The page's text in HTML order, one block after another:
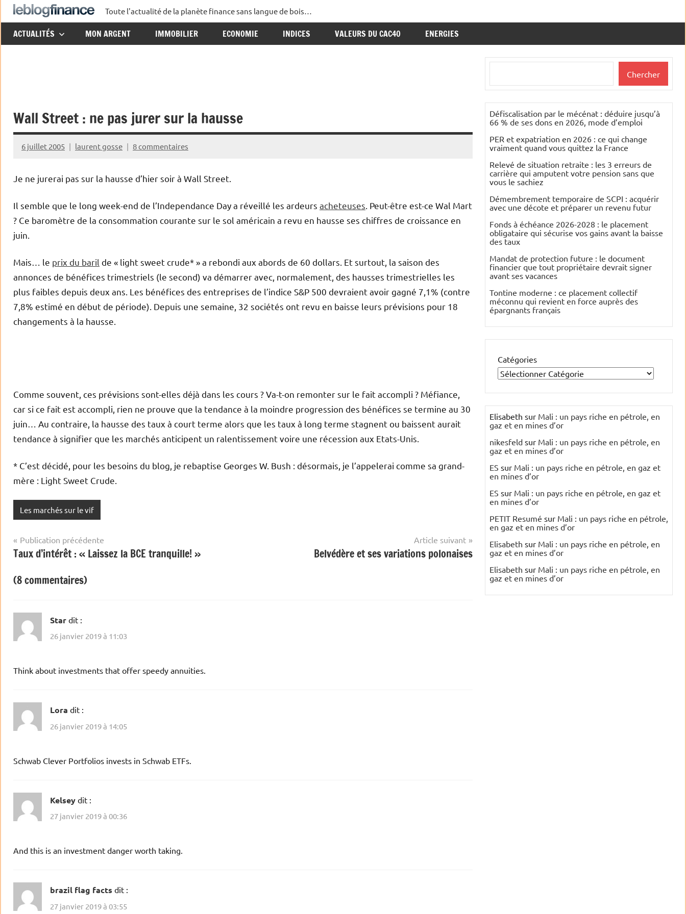
Aller
au
contenu
Le
Blog
Toute l'actualité de la planète finance sans langue de bois…
ACTUALITÉS MON ARGENT IMMOBILIER ECONOMIE INDICES VALEURS DU CAC40 ENERGIES
Wall Street : ne pas jurer sur la hausse
6 juillet 2005 laurent gosse 8 commentaires
Je ne jurerai pas sur la hausse d’hier soir à Wall Street.
Il semble que le long week-end de l’Independance Day a réveillé les ardeurs acheteuses . Peut-être est-ce Wal Mart
? Ce baromètre de la consommation courante sur le sol américain a revu en hausse ses chiffres de croissance en
juin.
Mais… le prix du baril de « light sweet crude* » a rebondi aux abords de 60 dollars. Et surtout, la saison des
annonces de bénéfices trimestriels (le second) va démarrer avec, normalement, des hausses trimestrielles les
plus faibles depuis deux ans. Les bénéfices des entreprises de l’indice S&P 500 devraient avoir gagné 7,1% (contre
7,8% estimé en début de période). Depuis une semaine, 32 sociétés ont revu en baisse leurs prévisions pour 18
changements à la hausse.
Comme souvent, ces prévisions sont-elles déjà dans les cours ? Va-t-on remonter sur le fait accompli ? Méfiance,
car si ce fait est accompli, rien ne prouve que la tendance à la moindre progression des bénéfices se termine au 30
juin… Au contraire, la hausse des taux à court terme alors que les taux à long terme stagnent ou baissent aurait
tendance à signifier que les marchés anticipent un ralentissement voire une récession aux Etats-Unis.
* C’est décidé, pour les besoins du blog, je rebaptise Georges W. Bush : désormais, je l’appelerai comme sa grand-
mère : Light Sweet Crude.
Les marchés sur le vif
Navigation
de
l’article
Publication précédente
Taux d’intérêt : « Laissez la BCE tranquille! »
Article suivant
Belvédère et ses variations polonaises
(8 commentaires)
Star dit :
26 janvier 2019 à 11:03
Think about investments that offer speedy annuities.
Lora dit :
26 janvier 2019 à 14:05
Schwab Clever Portfolios invests in Schwab ETFs.
Kelsey dit :
27 janvier 2019 à 00:36
And this is an investment danger worth taking.
brazil flag facts dit :
27 janvier 2019 à 03:55
Chercher
Défiscalisation par le mécénat : déduire jusqu’à
66 % de ses dons en 2026, mode d’emploi
PER et expatriation en 2026 : ce qui change
vraiment quand vous quittez la France
Relevé de situation retraite : les 3 erreurs de
carrière qui amputent votre pension sans que
vous le sachiez
Démembrement temporaire de SCPI : acquérir
avec une décote et préparer un revenu futur
Fonds à échéance 2026-2028 : le placement
obligataire qui sécurise vos gains avant la baisse
des taux
Mandat de protection future : le document
financier que tout propriétaire devrait signer
avant ses vacances
Tontine moderne : ce placement collectif
méconnu qui revient en force auprès des
épargnants français
Catégories
Elisabeth sur Mali : un pays riche en pétrole, en
gaz et en mines d’or
nikesfeld sur Mali : un pays riche en pétrole, en
gaz et en mines d’or
ES sur Mali : un pays riche en pétrole, en gaz et
en mines d’or
ES sur Mali : un pays riche en pétrole, en gaz et
en mines d’or
PETIT Resumé sur Mali : un pays riche en pétrole,
en gaz et en mines d’or
Elisabeth sur Mali : un pays riche en pétrole, en
gaz et en mines d’or
Elisabeth sur Mali : un pays riche en pétrole, en
gaz et en mines d’or